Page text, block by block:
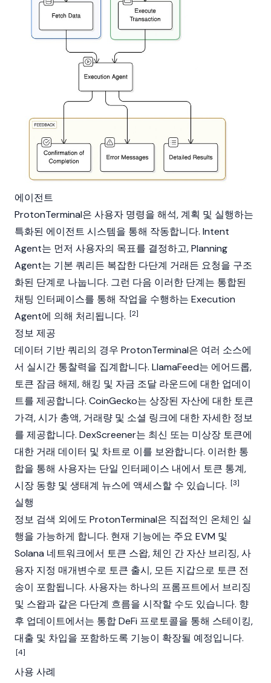
에이전트
ProtonTerminal은 사용자 명령을 해석, 계획 및 실행하는
특화된 에이전트 시스템을 통해 작동합니다. Intent
Agent는 먼저 사용자의 목표를 결정하고, Planning
Agent는 기본 쿼리든 복잡한 다단계 거래든 요청을 구조
화된 단계로 나눕니다. 그런 다음 이러한 단계는 통합된
채팅 인터페이스를 통해 작업을 수행하는 Execution
Agent에 의해 처리됩니다. [2]
정보 제공
데이터 기반 쿼리의 경우 ProtonTerminal은 여러 소스에
서 실시간 통찰력을 집계합니다. LlamaFeed는 에어드롭,
토큰 잠금 해제, 해킹 및 자금 조달 라운드에 대한 업데이
트를 제공합니다. CoinGecko는 상장된 자산에 대한 토큰
가격, 시가 총액, 거래량 및 소셜 링크에 대한 자세한 정보
를 제공합니다. DexScreener는 최신 또는 미상장 토큰에
대한 거래 데이터 및 차트로 이를 보완합니다. 이러한 통
합을 통해 사용자는 단일 인터페이스 내에서 토큰 통계,
시장 동향 및 생태계 뉴스에 액세스할 수 있습니다. [3]
실행
정보 검색 외에도 ProtonTerminal은 직접적인 온체인 실
행을 가능하게 합니다. 현재 기능에는 주요 EVM 및
Solana 네트워크에서 토큰 스왑, 체인 간 자산 브리징, 사
용자 지정 매개변수로 토큰 출시, 모든 지갑으로 토큰 전
송이 포함됩니다. 사용자는 하나의 프롬프트에서 브리징
및 스왑과 같은 다단계 흐름을 시작할 수도 있습니다. 향
후 업데이트에서는 통합 DeFi 프로토콜을 통해 스테이킹,
대출 및 차입을 포함하도록 기능이 확장될 예정입니다.
[4]
사용 사례